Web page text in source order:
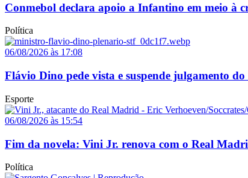
Conmebol declara apoio a Infantino em meio à
Política
06/08/2026 às 17:08
Flávio Dino pede vista e suspende julgamento
Esporte
06/08/2026 às 15:54
Fim da novela: Vini Jr. renova com o Real
Política